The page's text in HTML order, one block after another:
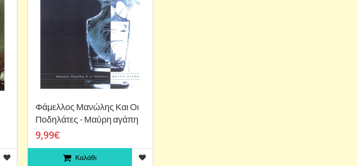
Φάμελλος Μανώλης Και Οι
Ποδηλάτες - Μαύρη αγάπη
9,99€
Καλάθι